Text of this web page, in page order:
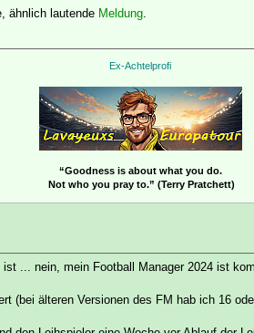
ähnlich lautende Meldung.
Ex-Achtelprofi
“Goodness is about what you do.
Not who you pray to.” (Terry Pratchett)
... nein, mein Football Manager 2024 ist
(bei älteren Versionen des FM hab ich 16